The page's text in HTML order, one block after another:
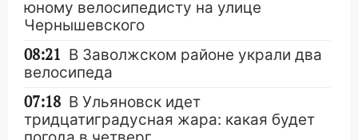
юному велосипедисту на улице
Чернышевского
08:21 В Заволжском районе украли два
велосипеда
07:18 В Ульяновск идет
тридцатиградусная жара: какая будет